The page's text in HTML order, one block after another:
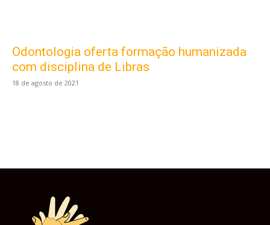
Odontologia oferta formação humanizada
com disciplina de Libras
18 de agosto de 2021
Este site usa cookies para garantir que você
obtenha a melhor experiência em nosso site.
Ao usar nosso site você consente cookies.